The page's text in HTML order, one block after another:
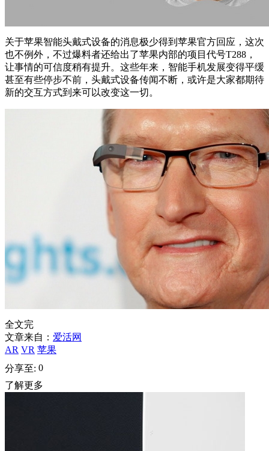
关于苹果智能头戴式设备的消息极少得到苹果官方回应，这次
也不例外，不过爆料者还给出了苹果内部的项目代号T288，
让事情的可信度稍有提升。这些年来，智能手机发展变得平缓
甚至有些停步不前，头戴式设备传闻不断，或许是大家都期待
新的交互方式到来可以改变这一切。
全文完
文章来自： 爱活网
AR VR 苹果
分享至: 0
了解更多